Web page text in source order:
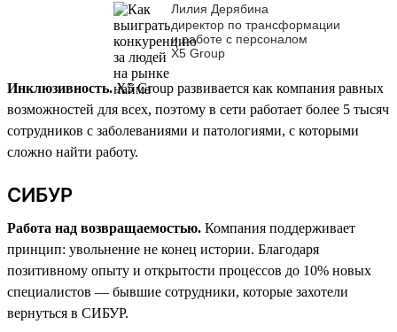
Лилия Дерябина
директор по трансформации
и работе с персоналом
Х5 Group
Инклюзивность.X5 Group развивается как компания равных
возможностей для всех, поэтому в сети работает более 5 тысяч
сотрудников с заболеваниями и патологиями, с которыми
сложно найти работу.
СИБУР
Работа над возвращаемостью. Компания поддерживает
принцип: увольнение не конец истории. Благодаря
позитивному опыту и открытости процессов до 10% новых
специалистов — бывшие сотрудники, которые захотели
вернуться в СИБУР.